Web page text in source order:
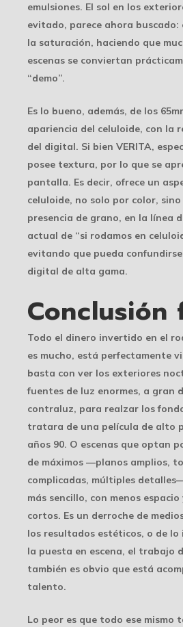
emulsiones. El sol en los
evitado, parece ahora buscado:
la saturación, haciendo que
escenas se conviertan
“demo”.
Es lo bueno, además, de los
apariencia del celuloide, con la
del digital. Si bien VERITA,
posee textura, por lo que se
pantalla. Es decir, ofrece un
celuloide, no solo por color,
presencia de grano, en la línea
actual de “si rodamos en
evitando que pueda
digital de alta gama.
Conclusión
Todo el dinero invertido en el
es mucho, está perfectamente
basta con ver los exteriores
fuentes de luz enormes, a gran
contraluz, para realzar los
tratara de una película de alto
años 90. O escenas que optan
de máximos —planos amplios,
complicadas, múltiples
más sencillo, con menos
cortos. Es un derroche de
los resultados estéticos, o de
la puesta en escena, el trabajo
también es obvio que está
talento.
Lo peor es que todo ese mismo